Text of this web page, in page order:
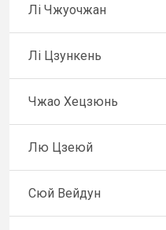
Лі Чжуочжан
Лі Цзункень
Чжао Хецзюнь
Лю Цзеюй
Сюй Вейдун